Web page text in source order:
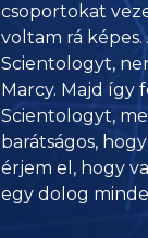
csoportokat
voltam rá
Scientologyt,
Marcy. Majd így
Scientologyt,
barátságos,
érjem el, hogy
egy dolog